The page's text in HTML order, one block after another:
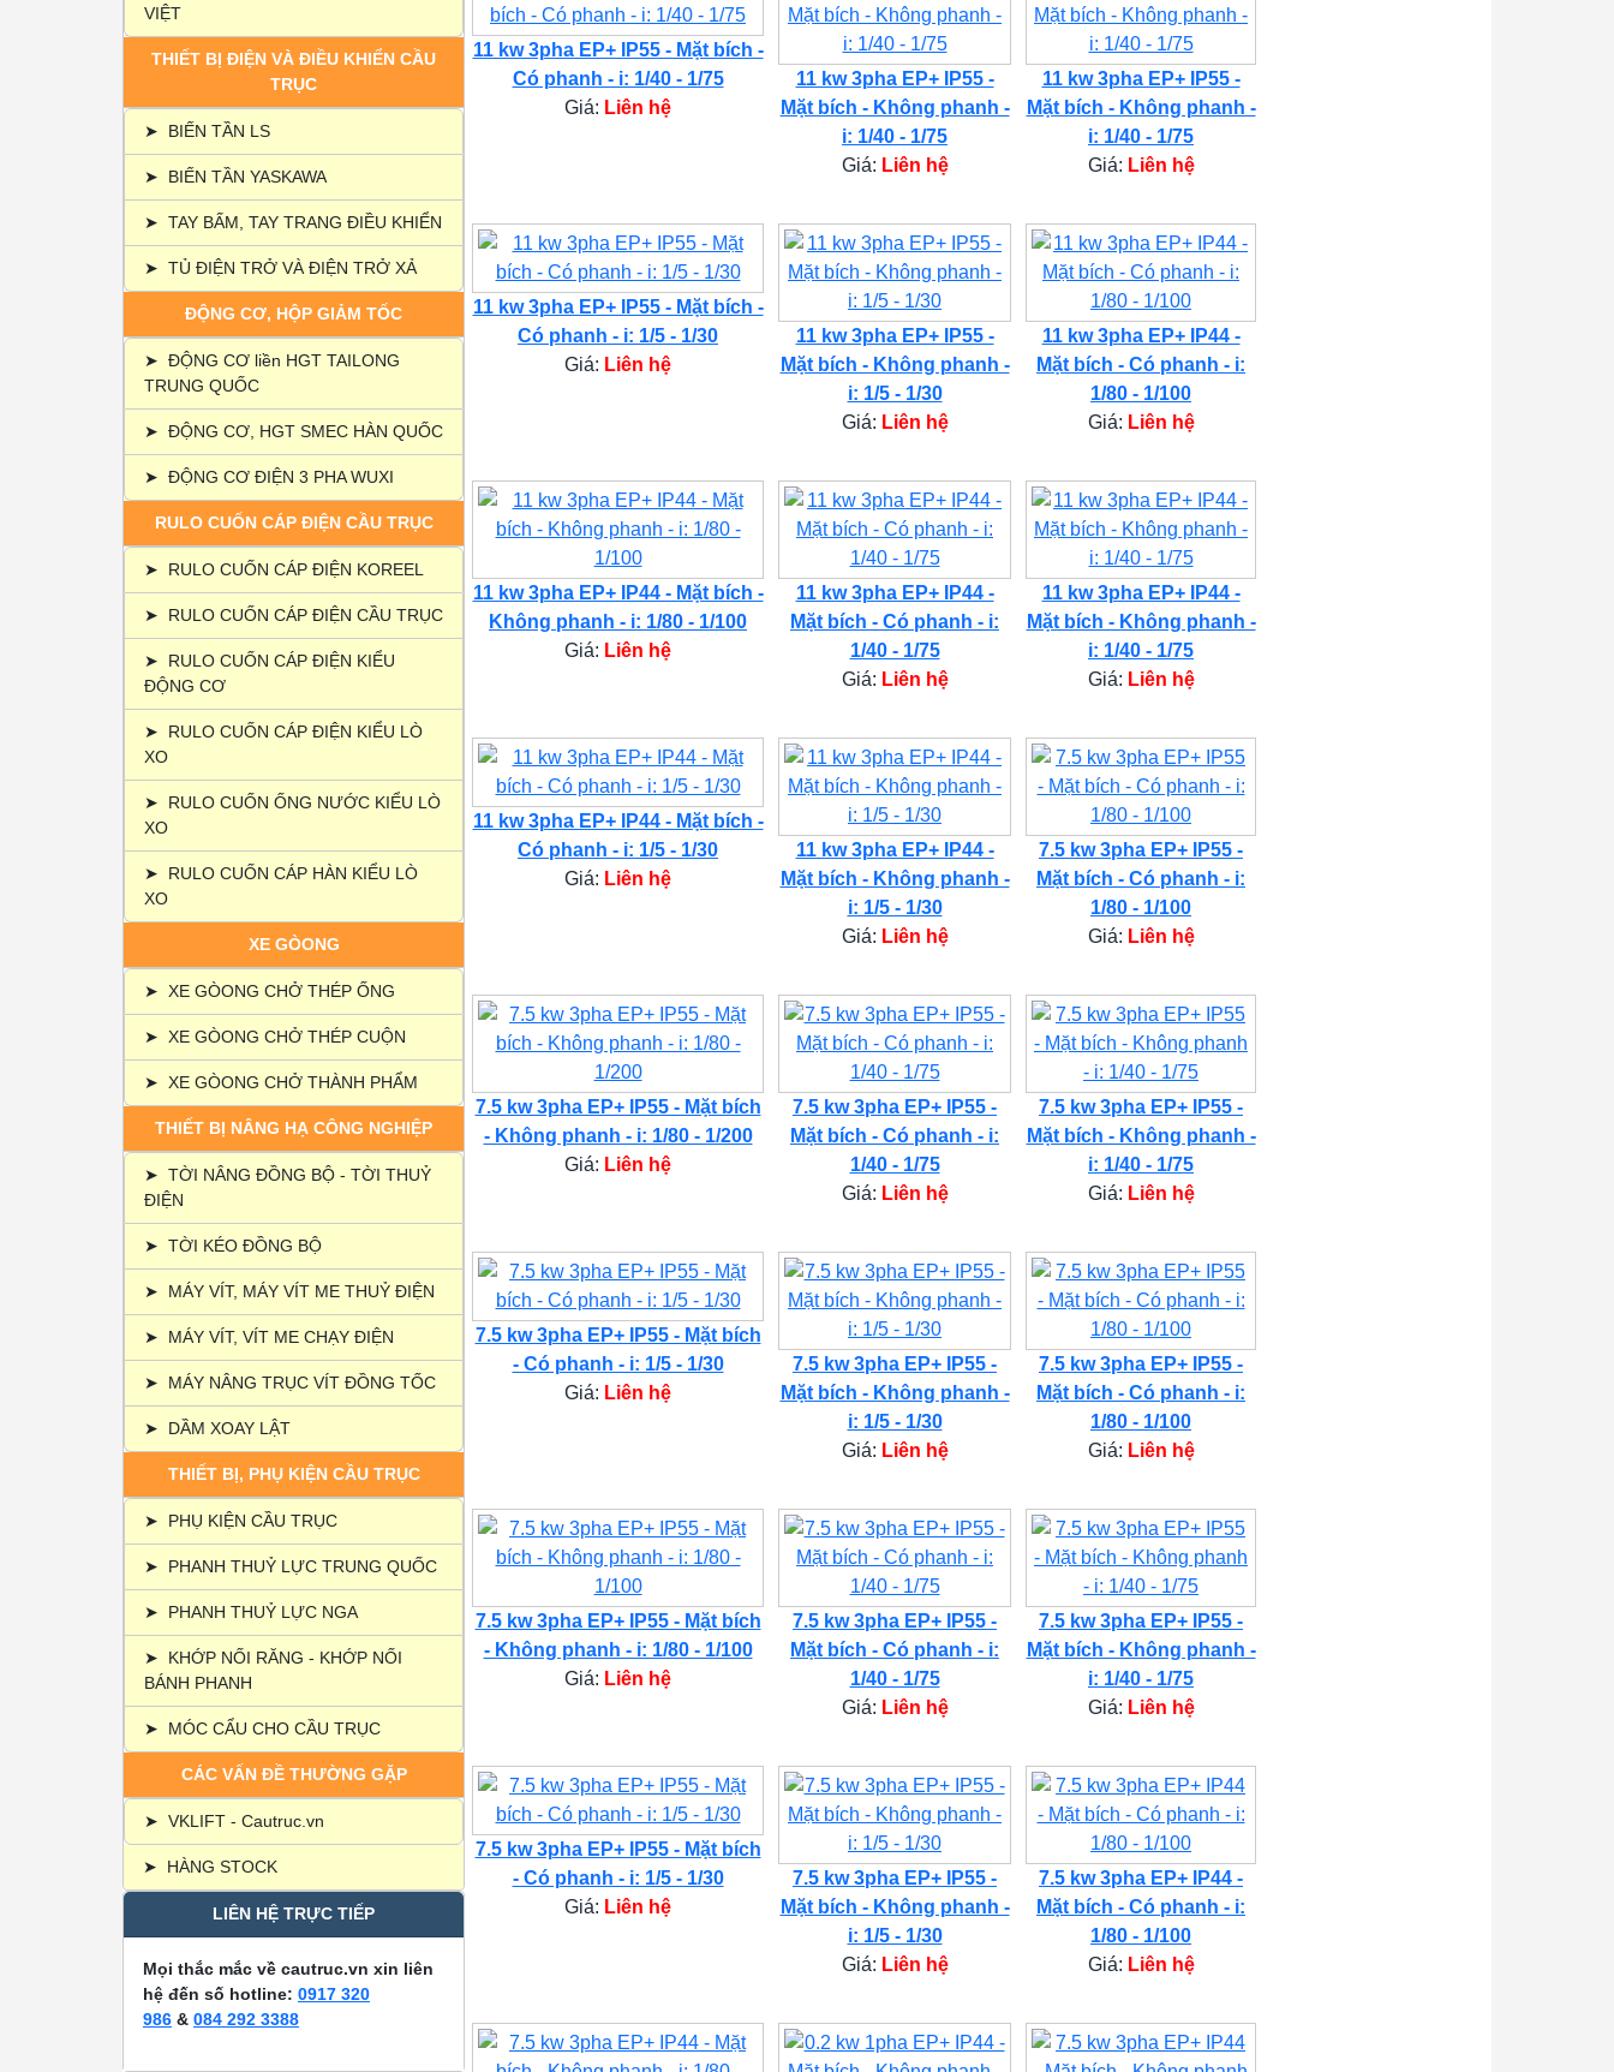
VIỆT
THIẾT BỊ ĐIỆN VÀ ĐIỀU KHIỂN CẦU
TRỤC
➤ BIẾN TẦN LS
➤ BIẾN TẦN YASKAWA
➤ TAY BẤM, TAY TRANG ĐIỀU KHIỂN
➤ TỦ ĐIỆN TRỞ VÀ ĐIỆN TRỞ XẢ
ĐỘNG CƠ, HỘP GIẢM TỐC
➤ ĐỘNG CƠ liền HGT TAILONG
TRUNG QUỐC
➤ ĐỘNG CƠ, HGT SMEC HÀN QUỐC
➤ ĐỘNG CƠ ĐIỆN 3 PHA WUXI
RULO CUỐN CÁP ĐIỆN CẦU TRỤC
➤ RULO CUỐN CÁP ĐIỆN KOREEL
➤ RULO CUỐN CÁP ĐIỆN CẦU TRỤC
➤
RULO CUỐN CÁP ĐIỆN KIỂU
ĐỘNG CƠ
➤
RULO CUỐN CÁP ĐIỆN KIỂU LÒ
XO
➤
RULO CUỐN ỐNG NƯỚC KIỂU LÒ
XO
➤
RULO CUỐN CÁP HÀN KIỂU LÒ
XO
XE GÒONG
➤ XE GÒONG CHỞ THÉP ỐNG
➤ XE GÒONG CHỞ THÉP CUỘN
➤ XE GÒONG CHỞ THÀNH PHẨM
THIẾT BỊ NÂNG HẠ CÔNG NGHIỆP
➤ TỜI NÂNG ĐỒNG BỘ - TỜI THUỶ
ĐIỆN
➤ TỜI KÉO ĐỒNG BỘ
➤ MÁY VÍT, MÁY VÍT ME THUỶ ĐIỆN
➤ MÁY VÍT, VÍT ME CHẠY ĐIỆN
➤ MÁY NÂNG TRỤC VÍT ĐỒNG TỐC
➤ DẦM XOAY LẬT
THIẾT BỊ, PHỤ KIỆN CẦU TRỤC
➤ PHỤ KIỆN CẦU TRỤC
➤ PHANH THUỶ LỰC TRUNG QUỐC
➤ PHANH THUỶ LỰC NGA
➤
KHỚP NỐI RĂNG - KHỚP NỐI
BÁNH PHANH
➤ MÓC CẨU CHO CẦU TRỤC
CÁC VẤN ĐỀ THƯỜNG GẶP
➤ VKLIFT - Cautruc.vn
➤ HÀNG STOCK
LIÊN HỆ TRỰC TIẾP
Mọi thắc mắc về cautruc.vn xin liên
hệ đến số hotline: 0917 320
986 & 084 292 3388
11 kw 3pha EP+ IP55 - Mặt bích -
Có phanh - i: 1/40 - 1/75
Giá: Liên hệ
11 kw 3pha EP+ IP55 -
Mặt bích - Không phanh -
i: 1/40 - 1/75
Giá: Liên hệ
11 kw 3pha EP+ IP55 -
Mặt bích - Không phanh -
i: 1/40 - 1/75
Giá: Liên hệ
11 kw 3pha EP+ IP55 - Mặt bích -
Có phanh - i: 1/5 - 1/30
Giá: Liên hệ
11 kw 3pha EP+ IP55 -
Mặt bích - Không phanh -
i: 1/5 - 1/30
Giá: Liên hệ
11 kw 3pha EP+ IP44 -
Mặt bích - Có phanh - i:
1/80 - 1/100
Giá: Liên hệ
11 kw 3pha EP+ IP44 - Mặt bích -
Không phanh - i: 1/80 - 1/100
Giá: Liên hệ
11 kw 3pha EP+ IP44 -
Mặt bích - Có phanh - i:
1/40 - 1/75
Giá: Liên hệ
11 kw 3pha EP+ IP44 -
Mặt bích - Không phanh -
i: 1/40 - 1/75
Giá: Liên hệ
11 kw 3pha EP+ IP44 - Mặt bích -
Có phanh - i: 1/5 - 1/30
Giá: Liên hệ
11 kw 3pha EP+ IP44 -
Mặt bích - Không phanh -
i: 1/5 - 1/30
Giá: Liên hệ
7.5 kw 3pha EP+ IP55 -
Mặt bích - Có phanh - i:
1/80 - 1/100
Giá: Liên hệ
7.5 kw 3pha EP+ IP55 - Mặt bích
- Không phanh - i: 1/80 - 1/200
Giá: Liên hệ
7.5 kw 3pha EP+ IP55 -
Mặt bích - Có phanh - i:
1/40 - 1/75
Giá: Liên hệ
7.5 kw 3pha EP+ IP55 -
Mặt bích - Không phanh -
i: 1/40 - 1/75
Giá: Liên hệ
7.5 kw 3pha EP+ IP55 - Mặt bích
- Có phanh - i: 1/5 - 1/30
Giá: Liên hệ
7.5 kw 3pha EP+ IP55 -
Mặt bích - Không phanh -
i: 1/5 - 1/30
Giá: Liên hệ
7.5 kw 3pha EP+ IP55 -
Mặt bích - Có phanh - i:
1/80 - 1/100
Giá: Liên hệ
7.5 kw 3pha EP+ IP55 - Mặt bích
- Không phanh - i: 1/80 - 1/100
Giá: Liên hệ
7.5 kw 3pha EP+ IP55 -
Mặt bích - Có phanh - i:
1/40 - 1/75
Giá: Liên hệ
7.5 kw 3pha EP+ IP55 -
Mặt bích - Không phanh -
i: 1/40 - 1/75
Giá: Liên hệ
7.5 kw 3pha EP+ IP55 - Mặt bích
- Có phanh - i: 1/5 - 1/30
Giá: Liên hệ
7.5 kw 3pha EP+ IP55 -
Mặt bích - Không phanh -
i: 1/5 - 1/30
Giá: Liên hệ
7.5 kw 3pha EP+ IP44 -
Mặt bích - Có phanh - i:
1/80 - 1/100
Giá: Liên hệ